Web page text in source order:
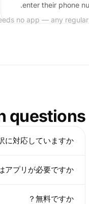
enter their phone
no app — any
questions
対応していますか？
アプリが必要ですか？
無料ですか？